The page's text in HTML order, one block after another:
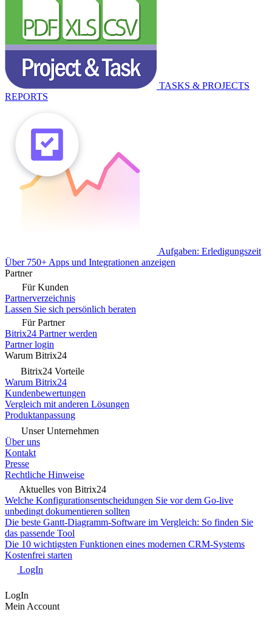
TASKS & PROJECTS
REPORTS
Aufgaben: Erledigungszeit
Über 750+ Apps und Integrationen anzeigen
Partner
Für Kunden
Partnerverzeichnis
Lassen Sie sich persönlich beraten
Für Partner
Bitrix24 Partner werden
Partner login
Warum Bitrix24
Bitrix24 Vorteile
Warum Bitrix24
Kundenbewertungen
Vergleich mit anderen Lösungen
Produktanpassung
Unser Unternehmen
Über uns
Kontakt
Presse
Rechtliche Hinweise
Aktuelles von Bitrix24
Welche Konfigurationsentscheidungen Sie vor dem Go-live
unbedingt dokumentieren sollten
Die beste Gantt-Diagramm-Software im Vergleich: So finden Sie
das passende Tool
Die 10 wichtigsten Funktionen eines modernen CRM-Systems
Kostenfrei starten
LogIn
LogIn
Mein Account